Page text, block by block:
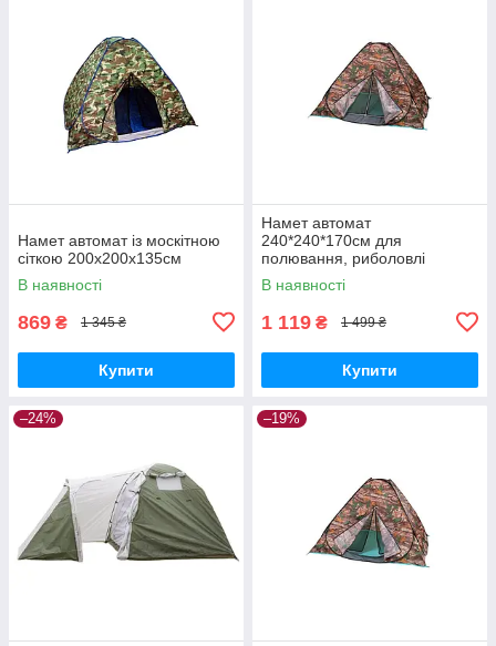
Намет автомат із москітною
сіткою 200x200x135см
В наявності
869 ₴ 1 345 ₴
Купити
Намет автомат
240*240*170см для
полювання, риболовлі
туризму
В наявності
1 119 ₴ 1 499 ₴
Купити
–24% –19%